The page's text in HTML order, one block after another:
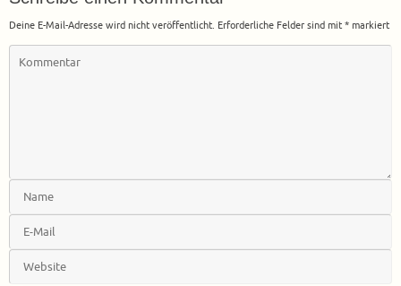
Deine E-Mail-Adresse wird nicht veröffentlicht. Erforderliche Felder sind mit * markiert